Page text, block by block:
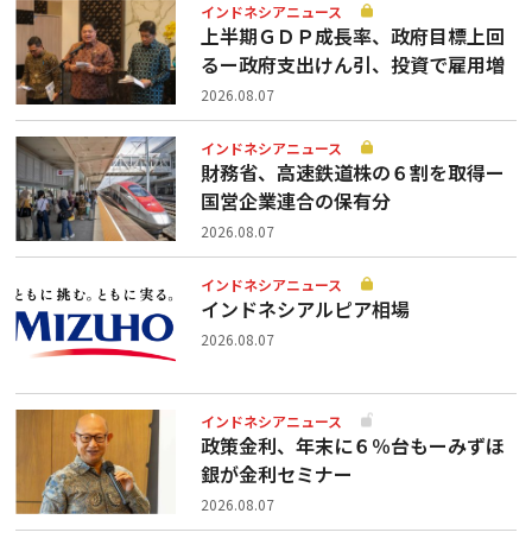
インドネシアニュース
上半期ＧＤＰ成長率、政府目標上回
るー政府支出けん引、投資で雇用増
2026.08.07
インドネシアニュース
財務省、高速鉄道株の６割を取得ー
国営企業連合の保有分
2026.08.07
インドネシアニュース
インドネシアルピア相場
2026.08.07
インドネシアニュース
政策金利、年末に６％台もーみずほ
銀が金利セミナー
2026.08.07